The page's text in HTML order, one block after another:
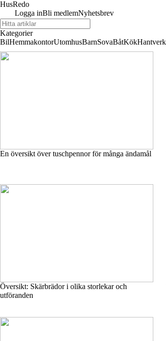
HusRedo
Logga inBli medlemNyhetsbrev
Kategorier
BilHemmakontorUtomhusBarnSovaBåtKökHantverk
En översikt över tuschpennor för många ändamål
Översikt: Skärbrädor i olika storlekar och
utföranden